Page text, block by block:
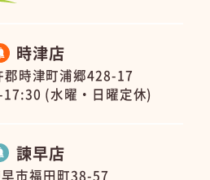
時津店
郡時津町浦郷428-17
(水曜・日曜定休)
諫早店
市福田町38-57